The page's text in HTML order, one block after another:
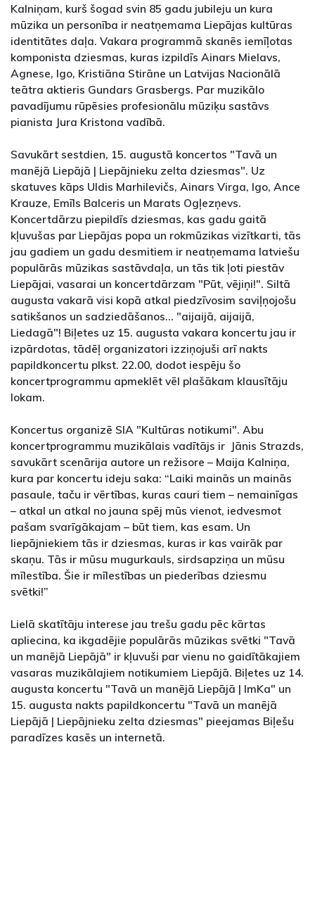
Kalniņam, kurš šogad svin 85 gadu jubileju un kura
mūzika un personība ir neatņemama Liepājas kultūras
identitātes daļa. Vakara programmā skanēs iemīļotas
komponista dziesmas, kuras izpildīs Ainars Mielavs,
Agnese, Igo, Kristiāna Stirāne un Latvijas Nacionālā
teātra aktieris Gundars Grasbergs. Par muzikālo
pavadījumu rūpēsies profesionālu mūziķu sastāvs
pianista Jura Kristona vadībā.
Savukārt sestdien, 15. augustā koncertos "Tavā un
manējā Liepājā | Liepājnieku zelta dziesmas". Uz
skatuves kāps Uldis Marhilevičs, Ainars Virga, Igo, Ance
Krauze, Emīls Balceris un Marats Ogļezņevs.
Koncertdārzu piepildīs dziesmas, kas gadu gaitā
kļuvušas par Liepājas popa un rokmūzikas vizītkarti, tās
jau gadiem un gadu desmitiem ir neatņemama latviešu
populārās mūzikas sastāvdaļa, un tās tik ļoti piestāv
Liepājai, vasarai un koncertdārzam "Pūt, vējiņi!". Siltā
augusta vakarā visi kopā atkal piedzīvosim saviļņojošu
satikšanos un sadziedāšanos... "aijaijā, aijaijā,
Liedagā"! Biļetes uz 15. augusta vakara koncertu jau ir
izpārdotas, tādēļ organizatori izziņojuši arī nakts
papildkoncertu plkst. 22.00, dodot iespēju šo
koncertprogrammu apmeklēt vēl plašākam klausītāju
lokam.
Koncertus organizē SIA "Kultūras notikumi". Abu
koncertprogrammu muzikālais vadītājs ir Jānis Strazds,
savukārt scenārija autore un režisore – Maija Kalniņa,
kura par koncertu ideju saka: “Laiki mainās un mainās
pasaule, taču ir vērtības, kuras cauri tiem – nemainīgas
– atkal un atkal no jauna spēj mūs vienot, iedvesmot
pašam svarīgākajam – būt tiem, kas esam. Un
liepājniekiem tās ir dziesmas, kuras ir kas vairāk par
skaņu. Tās ir mūsu mugurkauls, sirdsapziņa un mūsu
mīlestība. Šie ir mīlestības un piederības dziesmu
svētki!”
Lielā skatītāju interese jau trešu gadu pēc kārtas
apliecina, ka ikgadējie populārās mūzikas svētki "Tavā
un manējā Liepājā" ir kļuvuši par vienu no gaidītākajiem
vasaras muzikālajiem notikumiem Liepājā. Biļetes uz 14.
augusta koncertu "Tavā un manējā Liepājā | ImKa" un
15. augusta nakts papildkoncertu "Tavā un manējā
Liepājā | Liepājnieku zelta dziesmas" pieejamas Biļešu
paradīzes kasēs un internetā.